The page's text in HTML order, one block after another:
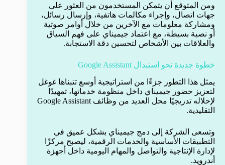
ومن المتوقع أن يتمكن المستخدمون من العثور على
جهات اتصال، وإجراء مكالمات هاتفية، وإرسال رسائل،
ومشاركة معلومات مع الآخرين من خلال أوامر صوتية
أو نصية بسيطة، مع اعتماد جيميناي على فهم السياق
والعلاقات بين الأشخاص لتحسين دقة الاستجابة.
خطوة جديدة نحو استبدال Google Assistant
يمثل هذا التطور جزءًا من استراتيجية أوسع تتبناها غوغل
لتعزيز حضور جيميناي داخل منظومة خدماتها، تمهيدًا
لإحلاله تدريجيًا محل العديد من وظائف Google Assistant
التقليدية.
وتسعى الشركة إلى دمج جيميناي بشكل عميق في
التطبيقات الأساسية والخدمات الرقمية، ليصبح مركزًا
لإدارة الإنتاجية والتواصل والمهام اليومية داخل أجهزة
أندرويد.